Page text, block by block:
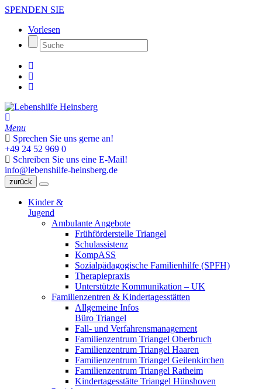
SPENDEN SIE
Vorlesen
Menu
Sprechen Sie uns gerne an!
+49 24 52 969 0
Schreiben Sie uns eine E-Mail!
info@lebenshilfe-heinsberg.de
zurück
Kinder &
Jugend
Ambulante Angebote
Frühförderstelle Triangel
Schulassistenz
KompASS
Sozialpädagogische Familienhilfe (SPFH)
Therapiepraxis
Unterstützte Kommunikation – UK
Familienzentren & Kindertagesstätten
Allgemeine Infos
Büro Triangel
Fall- und Verfahrensmanagement
Familienzentrum Triangel Oberbruch
Familienzentrum Triangel Haaren
Familienzentrum Triangel Geilenkirchen
Familienzentrum Triangel Ratheim
Kindertagesstätte Triangel Hünshoven